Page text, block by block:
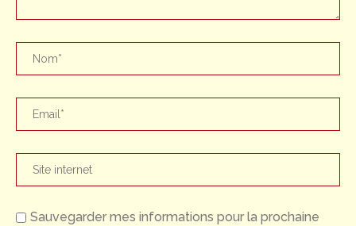
Sauvegarder mes informations pour la prochaine